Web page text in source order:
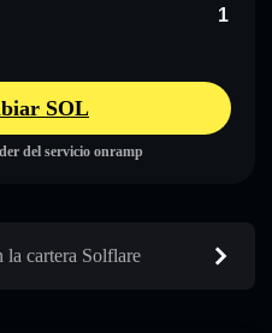
SOL
del servicio onramp
cartera Solflare